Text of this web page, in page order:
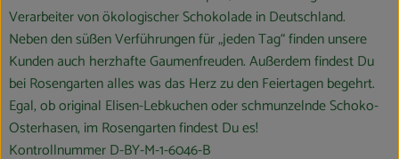
Verarbeiter von ökologischer Schokolade in Deutschland.
Neben den süßen Verführungen für „jeden Tag“ finden unsere
Kunden auch herzhafte Gaumenfreuden. Außerdem findest Du
bei Rosengarten alles was das Herz zu den Feiertagen begehrt.
Egal, ob original Elisen-Lebkuchen oder schmunzelnde Schoko-
Osterhasen, im Rosengarten findest Du es!
Kontrollnummer D-BY-M-1-6046-B